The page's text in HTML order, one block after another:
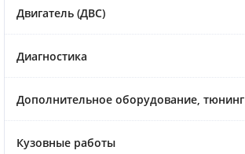
Двигатель (ДВС)
Диагностика
Дополнительное оборудование, тюнинг
Кузовные работы